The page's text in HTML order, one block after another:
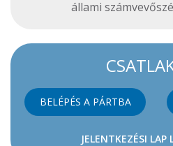
állami
BELÉPÉS A PÁRTBA
JELENTKEZÉSI LAP